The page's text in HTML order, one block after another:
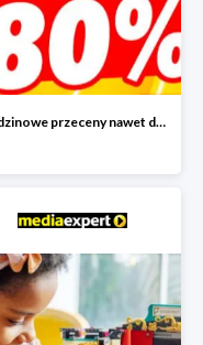
Urodzinowe przeceny nawet do -80%